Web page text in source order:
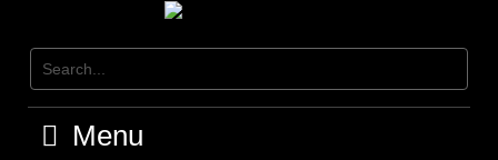
content
Menu